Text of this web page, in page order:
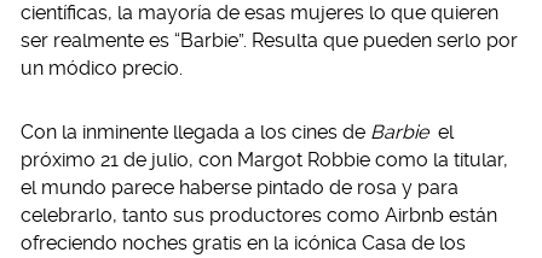
científicas, la mayoría de esas mujeres lo que quieren
ser realmente es “Barbie”. Resulta que pueden serlo por
un módico precio.
Con la inminente llegada a los cines de Barbie el
próximo 21 de julio, con Margot Robbie como la titular,
el mundo parece haberse pintado de rosa y para
celebrarlo, tanto sus productores como Airbnb están
ofreciendo noches gratis en la icónica Casa de los